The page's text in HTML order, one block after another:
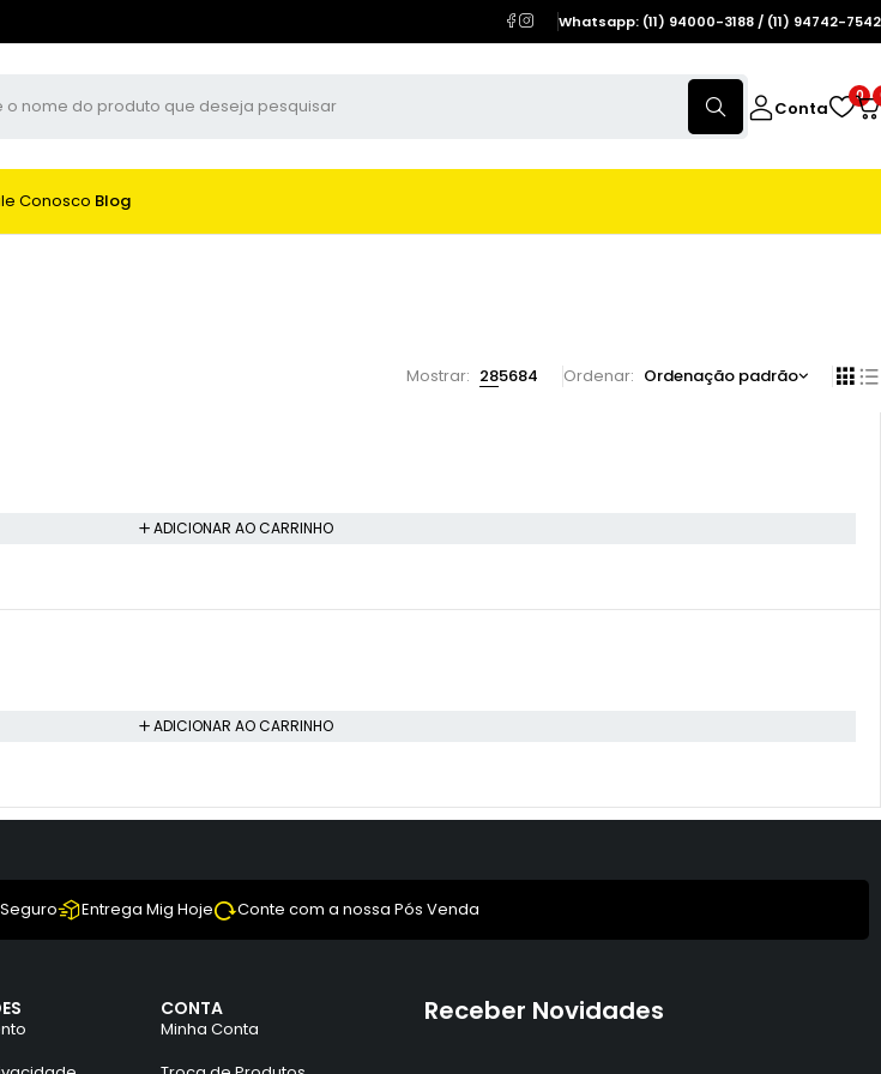
Whatsapp: (11) 94000-3188 / (11) 94742-7542
Conta
0
Conosco Blog
Mostrar: 285684 Ordenar Ordenação padrão
ADICIONAR AO CARRINHO
ADICIONAR AO CARRINHO
Entrega Mig Hoje Conte com a nossa Pós Venda
CONTA
Minha Conta
Receber Novidades